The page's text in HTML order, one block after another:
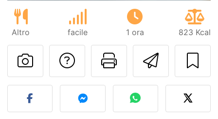
Altro facile 1 ora 823 Kcal
Invia
Stampa la
Contatta l'autore
Pubblica la foto di